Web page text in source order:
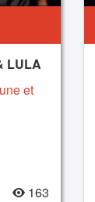
LULA
et
163